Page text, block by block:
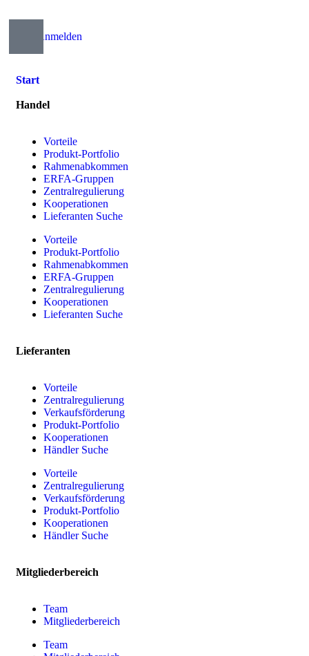
Anmelden
Start
Handel
Vorteile
Produkt-Portfolio
Rahmenabkommen
ERFA-Gruppen
Zentralregulierung
Kooperationen
Lieferanten Suche
Vorteile
Produkt-Portfolio
Rahmenabkommen
ERFA-Gruppen
Zentralregulierung
Kooperationen
Lieferanten Suche
Lieferanten
Vorteile
Zentralregulierung
Verkaufsförderung
Produkt-Portfolio
Kooperationen
Händler Suche
Vorteile
Zentralregulierung
Verkaufsförderung
Produkt-Portfolio
Kooperationen
Händler Suche
Mitgliederbereich
Team
Mitgliederbereich
Team